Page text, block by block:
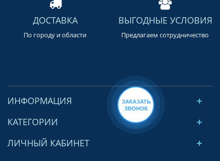
ДОСТАВКА
По городу и области
ВЫГОДНЫЕ УСЛОВИЯ
Предлагаем сотрудничество
ИНФОРМАЦИЯ
КАТЕГОРИИ
ЛИЧНЫЙ КАБИНЕТ
ЗАКАЗАТЬ
ЗВОНОК